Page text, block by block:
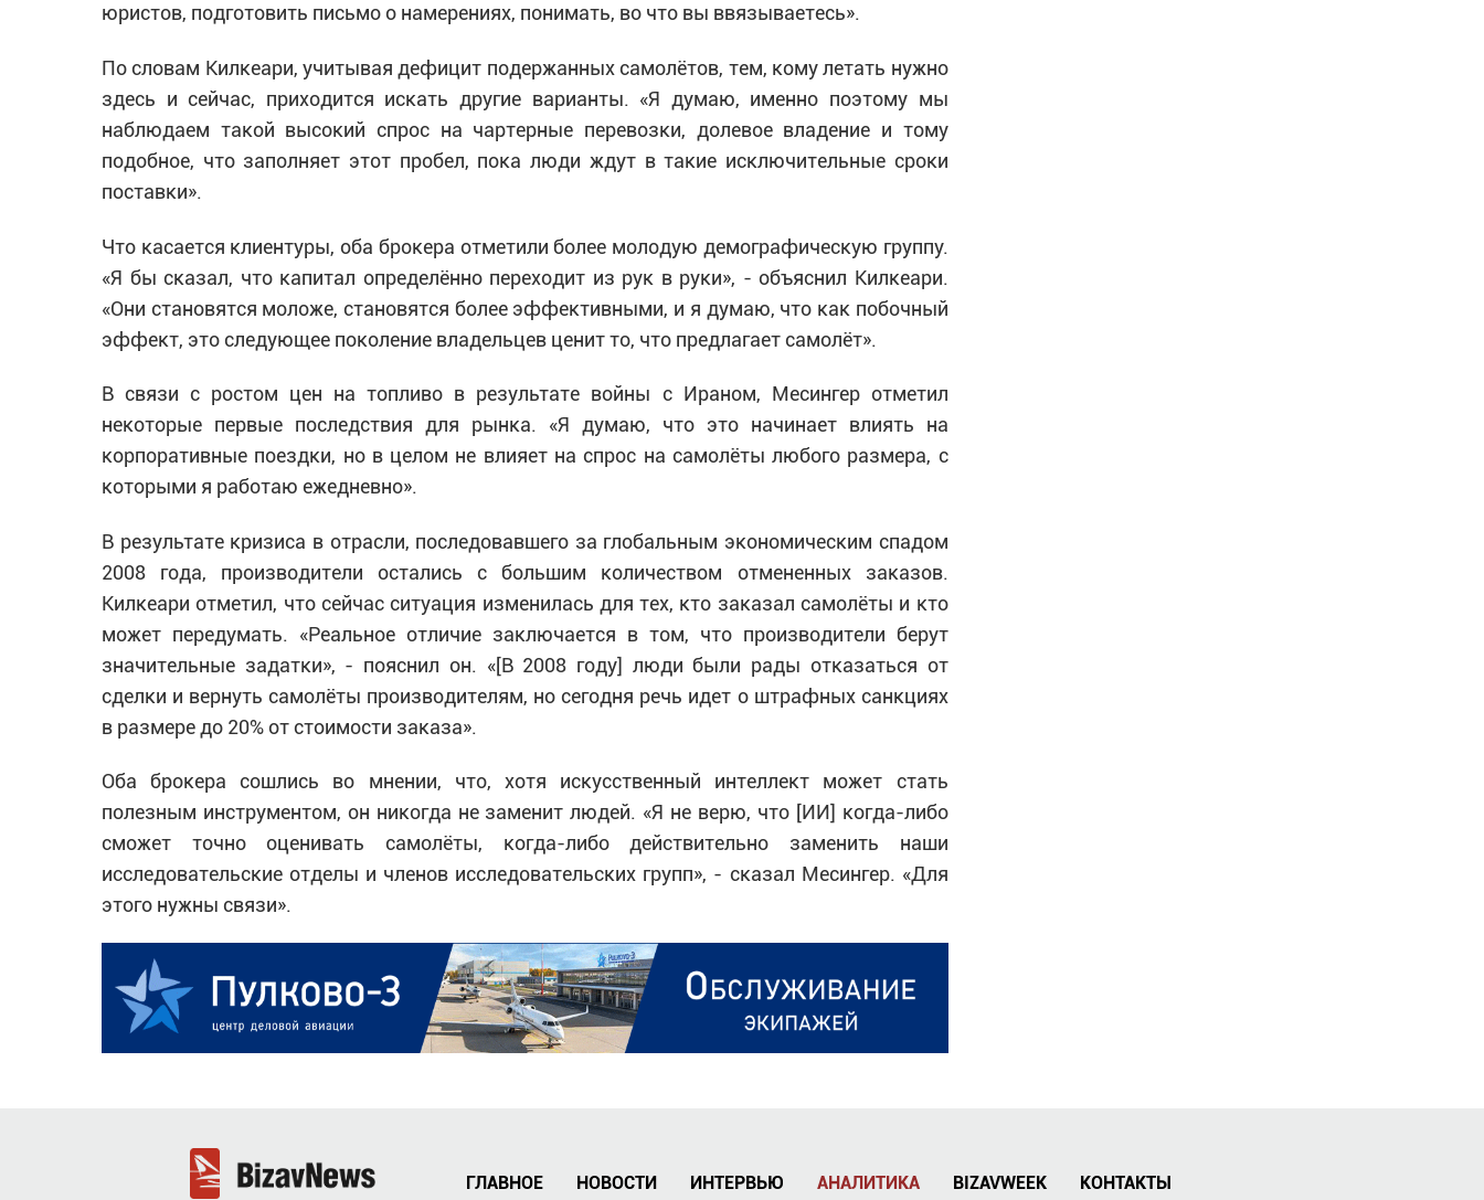
юристов, подготовить письмо о намерениях, понимать, во что вы ввязываетесь».
По словам Килкеари, учитывая дефицит подержанных самолётов, тем, кому летать нужно
здесь и сейчас, приходится искать другие варианты. «Я думаю, именно поэтому мы
наблюдаем такой высокий спрос на чартерные перевозки, долевое владение и тому
подобное, что заполняет этот пробел, пока люди ждут в такие исключительные сроки
поставки».
Что касается клиентуры, оба брокера отметили более молодую демографическую группу.
«Я бы сказал, что капитал определённо переходит из рук в руки», - объяснил Килкеари.
«Они становятся моложе, становятся более эффективными, и я думаю, что как побочный
эффект, это следующее поколение владельцев ценит то, что предлагает самолёт».
В связи с ростом цен на топливо в результате войны с Ираном, Месингер отметил
некоторые первые последствия для рынка. «Я думаю, что это начинает влиять на
корпоративные поездки, но в целом не влияет на спрос на самолёты любого размера, с
которыми я работаю ежедневно».
В результате кризиса в отрасли, последовавшего за глобальным экономическим спадом
2008 года, производители остались с большим количеством отмененных заказов.
Килкеари отметил, что сейчас ситуация изменилась для тех, кто заказал самолёты и кто
может передумать. «Реальное отличие заключается в том, что производители берут
значительные задатки», - пояснил он. «[В 2008 году] люди были рады отказаться от
сделки и вернуть самолёты производителям, но сегодня речь идет о штрафных санкциях
в размере до 20% от стоимости заказа».
Оба брокера сошлись во мнении, что, хотя искусственный интеллект может стать
полезным инструментом, он никогда не заменит людей. «Я не верю, что [ИИ] когда-либо
сможет точно оценивать самолёты, когда-либо действительно заменить наши
исследовательские отделы и членов исследовательских групп», - сказал Месингер. «Для
этого нужны связи».
ГЛАВНОЕ НОВОСТИ ИНТЕРВЬЮ АНАЛИТИКА BIZAVWEEK КОНТАКТЫ